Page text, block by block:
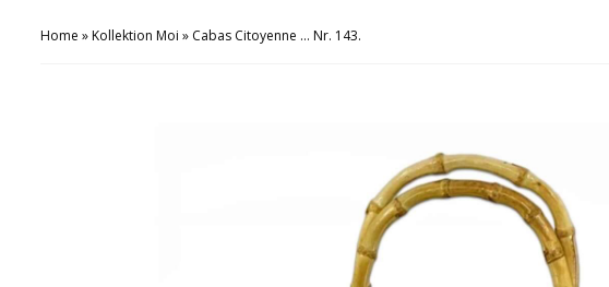
Home »Kollektion Moi » Cabas Citoyenne … Nr. 143.